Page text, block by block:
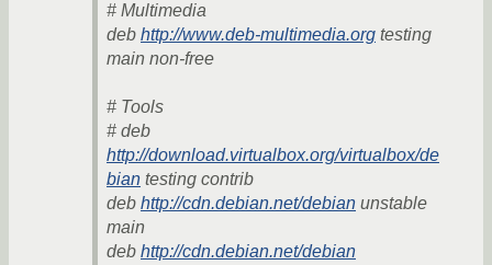
# Multimedia
deb http://www.deb-multimedia.org testing
main non-free
# Tools
# deb
http://download.virtualbox.org/virtualbox/de
bian testing contrib
deb http://cdn.debian.net/debian unstable
main
deb http://cdn.debian.net/debian